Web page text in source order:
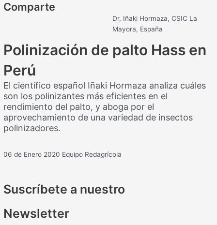
Comparte
Dr, Iñaki Hormaza, CSIC La
Mayora, España
Polinización de palto Hass en
Perú
El científico español Iñaki Hormaza analiza cuáles
son los polinizantes más eficientes en el
rendimiento del palto, y aboga por el
aprovechamiento de una variedad de insectos
polinizadores.
06 de Enero 2020 Equipo Redagrícola
Suscríbete a nuestro
Newsletter